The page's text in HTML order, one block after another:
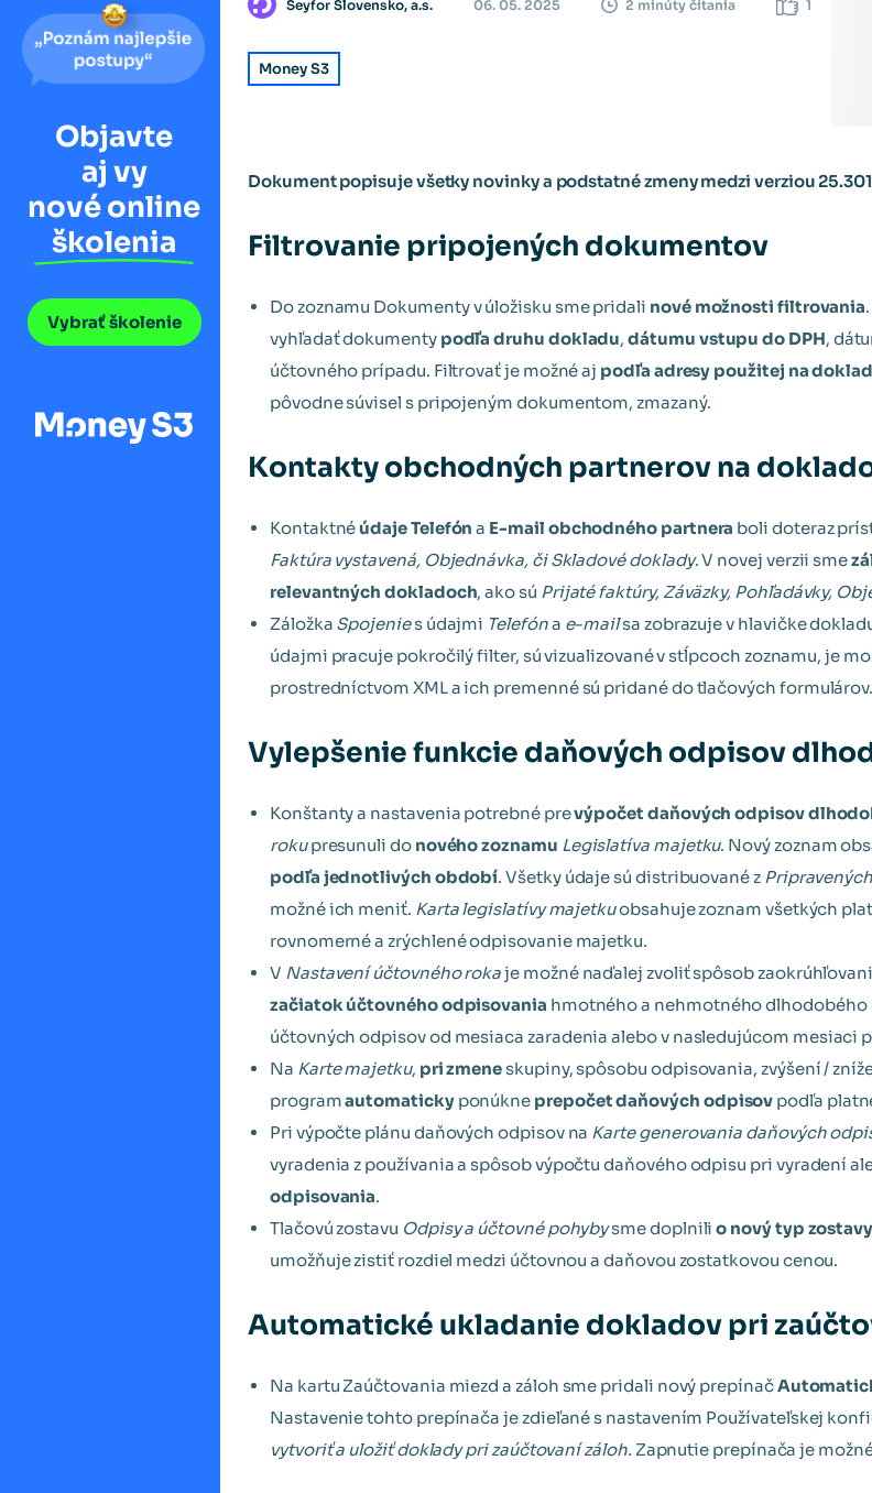
Objavte
aj vy
nové online
školenia
Vybrať školenie
Seyfor Slovensko, a.s. 06. 05. 2025 2 minúty čítania 1
Money S3
Dokument popisuje všetky novinky a podstatné zmeny medzi verziou
Filtrovanie pripojených dokumentov
Do zoznamu Dokumenty v úložisku sme pridali nové možnosti filtrovania
vyhľadať dokumenty podľa druhu dokladu,dátumu vstupu do DPH,
účtovného prípadu. Filtrovať je možné aj podľa adresy použitej na
pôvodne súvisel s pripojeným dokumentom, zmazaný.
Kontakty obchodných partnerov na
Kontaktné údaje Telefón a E-mail obchodného partnera boli doteraz
Faktúra vystavená, Objednávka, či Skladové doklady. V novej verzii sme
relevantných dokladoch, ako sú Prijaté faktúry, Záväzky, Pohľadávky,
Záložka Spojenies údajmi Telefóna e-mailsa zobrazuje v hlavičke
údajmi pracuje pokročilý filter, sú vizualizované v stĺpcoch zoznamu, je
prostredníctvom XML a ich premenné sú pridané do tlačových formulárov.
Vylepšenie funkcie daňových odpisov
Konštanty a nastavenia potrebné prevýpočet daňových odpisov
rokupresunuli do nového zoznamu Legislatíva majetku. Nový zoznam
podľa jednotlivých období. Všetky údaje sú distribuované z
možné ich meniť. Karta legislatívy majetkuobsahuje zoznam všetkých
rovnomerné a zrýchlené odpisovanie majetku.
V Nastavení účtovného rokaje možné naďalej zvoliť spôsob
začiatok účtovného odpisovania hmotného a nehmotného
účtovných odpisov od mesiaca zaradenia alebo v nasledujúcom mesiaci
Na Karte majetku, pri zmeneskupiny, spôsobu odpisovania, zvýšení /
programautomatickyponúkne prepočet daňových odpisov podľa
Pri výpočte plánu daňových odpisov na Karte generovania daňových
vyradenia z používania a spôsob výpočtu daňového odpisu pri vyradení
odpisovania.
Tlačovú zostavu Odpisy a účtovné pohybysme doplnili o nový typ
umožňuje zistiť rozdiel medzi účtovnou a daňovou zostatkovou cenou.
Automatické ukladanie dokladov pri
Na kartu Zaúčtovania miezd a záloh sme pridali nový prepínač
Nastavenie tohto prepínača je zdieľané s nastavením Používateľskej
vytvoriť a uložiť doklady pri zaúčtovaní záloh. Zapnutie prepínača je